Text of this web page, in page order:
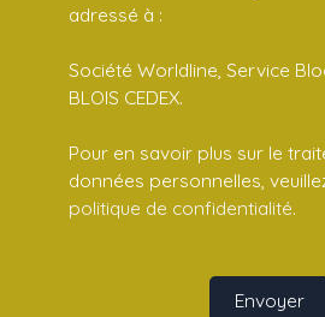
adressé à :
Société Worldline, Service
BLOIS CEDEX.
Pour en savoir plus sur le
données personnelles,
politique de confidentialité.
Envoyer